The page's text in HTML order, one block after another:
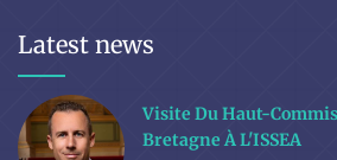
Latest news
Visite Du Haut-
Bretagne À L'ISSEA